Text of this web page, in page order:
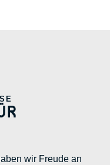
wir Freude an